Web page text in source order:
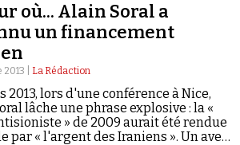
où... Alain Soral a
un financement
2013 | La Rédaction
2013, lors d'une conférence à Nice,
lâche une phrase explosive : la «
» de 2009 aurait été rendue
par « l'argent des Iraniens ». Un aveu